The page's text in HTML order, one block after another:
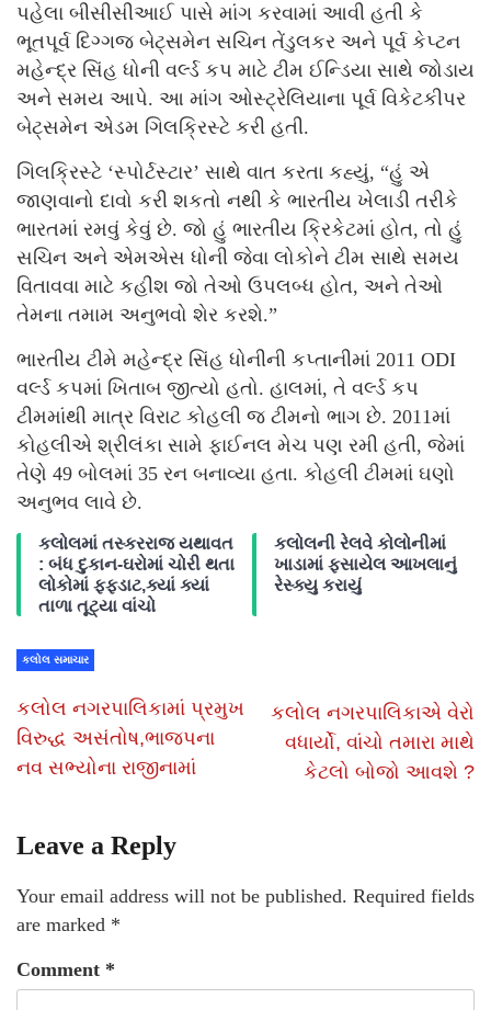
પહેલા બીસીસીઆઈ પાસે માંગ કરવામાં આવી હતી કે
ભૂતપૂર્વ દિગ્ગજ બેટ્સમેન સચિન તેંડુલકર અને પૂર્વ કેપ્ટન
મહેન્દ્ર સિંહ ધોની વર્લ્ડ કપ માટે ટીમ ઈન્ડિયા સાથે જોડાય
અને સમય આપે. આ માંગ ઓસ્ટ્રેલિયાના પૂર્વ વિકેટકીપર
બેટ્સમેન એડમ ગિલક્રિસ્ટે કરી હતી.
ગિલક્રિસ્ટે ‘સ્પોર્ટસ્ટાર’ સાથે વાત કરતા કહ્યું, “હું એ
જાણવાનો દાવો કરી શકતો નથી કે ભારતીય ખેલાડી તરીકે
ભારતમાં રમવું કેવું છે. જો હું ભારતીય ક્રિકેટમાં હોત, તો હું
સચિન અને એમએસ ધોની જેવા લોકોને ટીમ સાથે સમય
વિતાવવા માટે કહીશ જો તેઓ ઉપલબ્ધ હોત, અને તેઓ
તેમના તમામ અનુભવો શેર કરશે.”
ભારતીય ટીમે મહેન્દ્ર સિંહ ધોનીની કપ્તાનીમાં 2011 ODI
વર્લ્ડ કપમાં ખિતાબ જીત્યો હતો. હાલમાં, તે વર્લ્ડ કપ
ટીમમાંથી માત્ર વિરાટ કોહલી જ ટીમનો ભાગ છે. 2011માં
કોહલીએ શ્રીલંકા સામે ફાઈનલ મેચ પણ રમી હતી, જેમાં
તેણે 49 બોલમાં 35 રન બનાવ્યા હતા. કોહલી ટીમમાં ઘણો
અનુભવ લાવે છે.
કલોલમાં તસ્કરરાજ યથાવત
: બંધ દુકાન-ઘરોમાં ચોરી થતા
લોકોમાં ફફડાટ,ક્યાં ક્યાં
તાળા તૂટ્યા વાંચો
કલોલની રેલવે કોલોનીમાં
ખાડામાં ફસાયેલ આખલાનું
રેસ્ક્યુ કરાયું
કલોલ સમાચાર
કલોલ નગરપાલિકામાં પ્રમુખ
વિરુદ્ધ અસંતોષ,ભાજપના
નવ સભ્યોના રાજીનામાં
કલોલ નગરપાલિકાએ વેરો
વધાર્યો, વાંચો તમારા માથે
કેટલો બોજો આવશે ?
Leave a Reply
Your email address will not be published. Required fields
are marked *
Comment *